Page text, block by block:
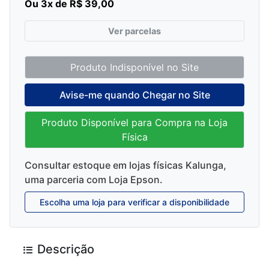
Read
página.
Ou 3x de R$ 39,00
Ver parcelas
Produto Indisponível no Site
Avise-me quando Chegar no Site
Produto Disponível para Compra na Loja
Física
Consultar estoque em lojas físicas Kalunga,
uma parceria com Loja Epson.
Escolha uma loja para verificar a disponibilidade
Descrição